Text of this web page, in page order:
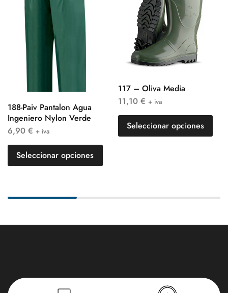
188-Paiv Pantalon Agua
Ingeniero Nylon Verde
6,90 € + iva
Seleccionar opciones
117 – Oliva Media
11,10 € + iva
Seleccionar opciones